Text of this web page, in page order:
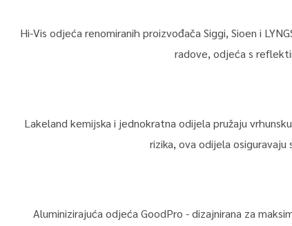
Hi-Vis odjeća renomiranih proizvođača Siggi, Sioen i
radove, odjeća s
Lakeland kemijska i jednokratna odijela pružaju
rizika, ova odijela
Aluminizirajuća odjeća GoodPro - dizajnirana za